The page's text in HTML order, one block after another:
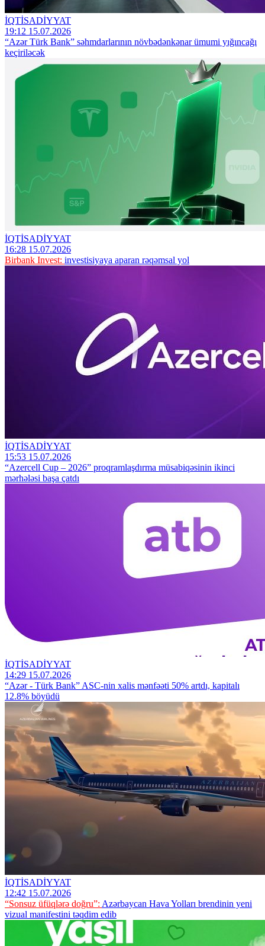
İQTİSADİYYAT
19:12 15.07.2026
“Azər Türk Bank” səhmdarlarının növbədənkənar ümumi yığıncağı
keçiriləcək
İQTİSADİYYAT
16:28 15.07.2026
Birbank Invest: investisiyaya aparan rəqəmsal yol
İQTİSADİYYAT
15:53 15.07.2026
“Azercell Cup – 2026” proqramlaşdırma müsabiqəsinin ikinci
mərhələsi başa çatdı
İQTİSADİYYAT
14:29 15.07.2026
“Azər - Türk Bank” ASC-nin xalis mənfəəti 50% artdı, kapitalı
12.8% böyüdü
İQTİSADİYYAT
12:42 15.07.2026
“Sonsuz üfüqlərə doğru”: Azərbaycan Hava Yolları brendinin yeni
vizual manifestini təqdim edib